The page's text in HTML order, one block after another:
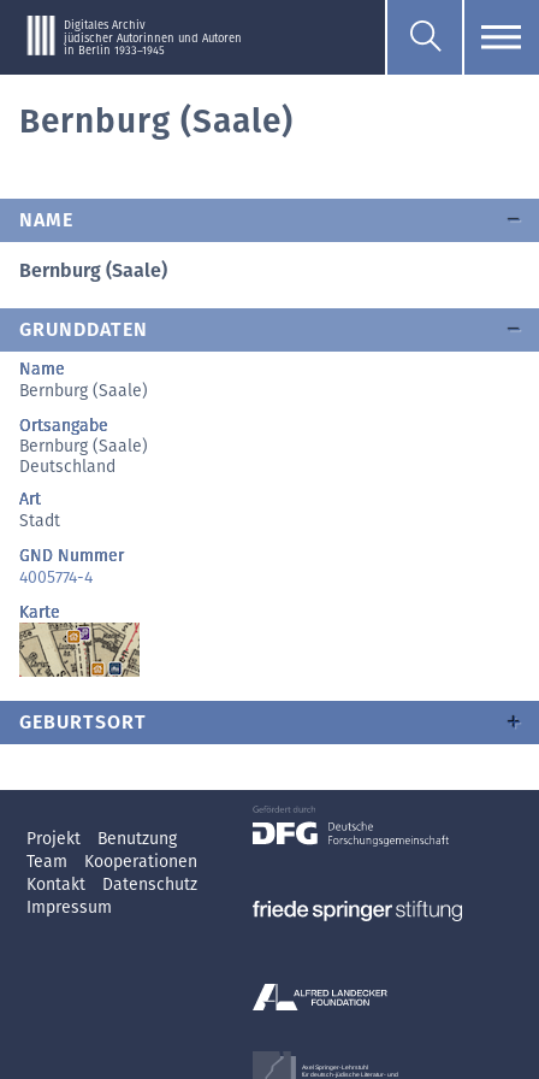
Digitales Archiv
jüdischer Autorinnen und Autoren
in Berlin 1933–1945
Bernburg (Saale)
NAME
Bernburg (Saale)
GRUNDDATEN
Name
Bernburg (Saale)
Ortsangabe
Bernburg (Saale)
Deutschland
Art
Stadt
GND Nummer
4005774-4
Karte
GEBURTSORT
Projekt
Benutzung
Team
Kooperationen
Kontakt
Datenschutz
Impressum
Axel Springer-Lehrstuhl
für deutsch-jüdische Literatur- und